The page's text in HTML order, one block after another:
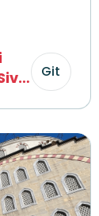
Git